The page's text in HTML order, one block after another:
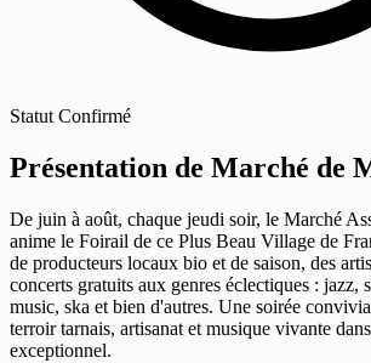
Statut Confirmé
Présentation de Marché de
De juin à août, chaque jeudi soir, le Marché
anime le Foirail de ce Plus Beau Village de
de producteurs locaux bio et de saison, des
concerts gratuits aux genres éclectiques : jazz,
music, ska et bien d'autres. Une soirée
terroir tarnais, artisanat et musique vivante
exceptionnel.